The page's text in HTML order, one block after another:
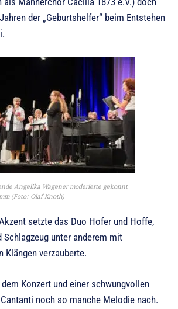
der „Geburtshelfer“ beim Entstehen
Angelika Wagener moderierte gekonnt
(Foto: Olaf Knoth)
setzte das Duo Hofer und Hoffe,
Schlagzeug unter anderem mit
Klängen verzauberte.
Konzert und einer schwungvollen
noch so manche Melodie nach.